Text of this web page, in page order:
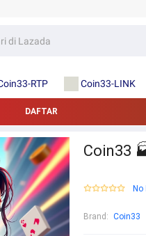
RTP Coin33-LINK
DAFTAR
Coin33
Brand : Coin33